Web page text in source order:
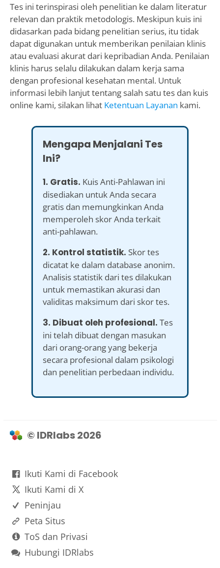
Tes ini terinspirasi oleh penelitian ke dalam literatur
relevan dan praktik metodologis. Meskipun kuis ini
didasarkan pada bidang penelitian serius, itu tidak
dapat digunakan untuk memberikan penilaian klinis
atau evaluasi akurat dari kepribadian Anda. Penilaian
klinis harus selalu dilakukan dalam kerja sama
dengan profesional kesehatan mental. Untuk
informasi lebih lanjut tentang salah satu tes dan kuis
online kami, silakan lihat Ketentuan Layanan kami.
Mengapa Menjalani Tes
Ini?
1. Gratis. Kuis Anti-Pahlawan ini
disediakan untuk Anda secara
gratis dan memungkinkan Anda
memperoleh skor Anda terkait
anti-pahlawan.
2. Kontrol statistik. Skor tes
dicatat ke dalam database anonim.
Analisis statistik dari tes dilakukan
untuk memastikan akurasi dan
validitas maksimum dari skor tes.
3. Dibuat oleh profesional. Tes
ini telah dibuat dengan masukan
dari orang-orang yang bekerja
secara profesional dalam psikologi
dan penelitian perbedaan individu.
© IDRlabs 2026
Ikuti Kami di Facebook
Ikuti Kami di X
Peninjau
Peta Situs
ToS dan Privasi
Hubungi IDRlabs